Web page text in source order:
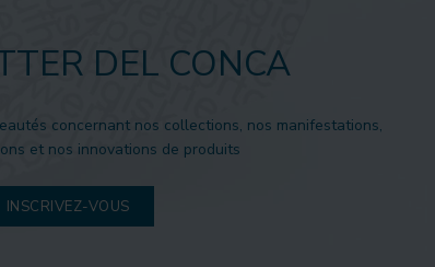
DEL CONCA
concernant nos collections, nos manifestations,
et nos innovations de produits
INSCRIVEZ-VOUS